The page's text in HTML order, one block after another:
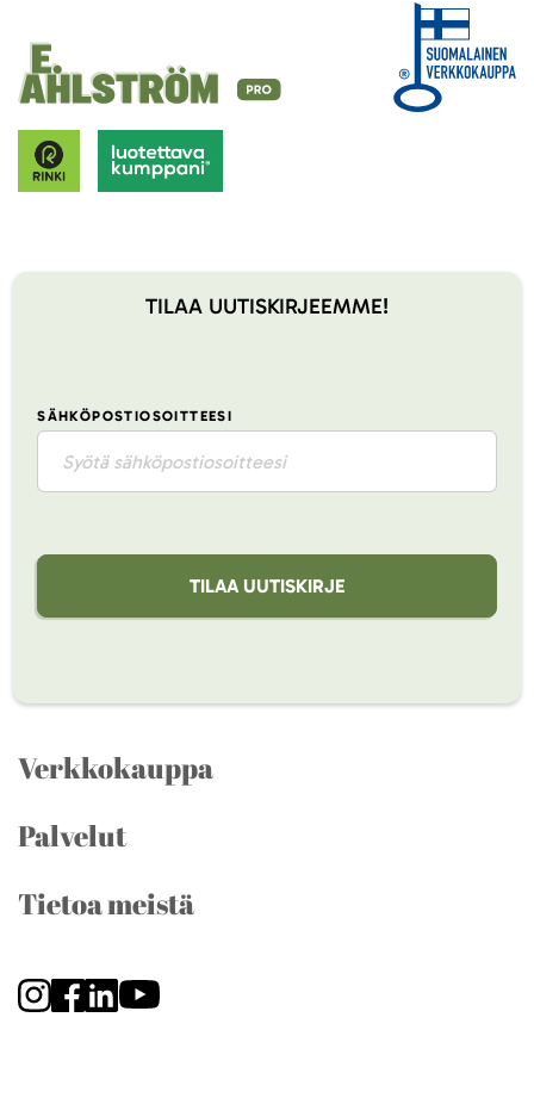
TILAA UUTISKIRJEEMME!
SÄHKÖPOSTIOSOITTEESI
TILAA UUTISKIRJE
Verkkokauppa
Palvelut
Tietoa meistä